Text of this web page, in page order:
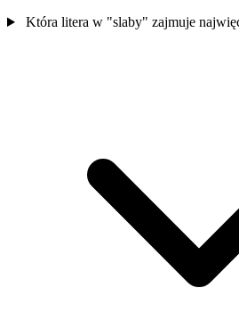
Która litera w "slaby" zajmuje